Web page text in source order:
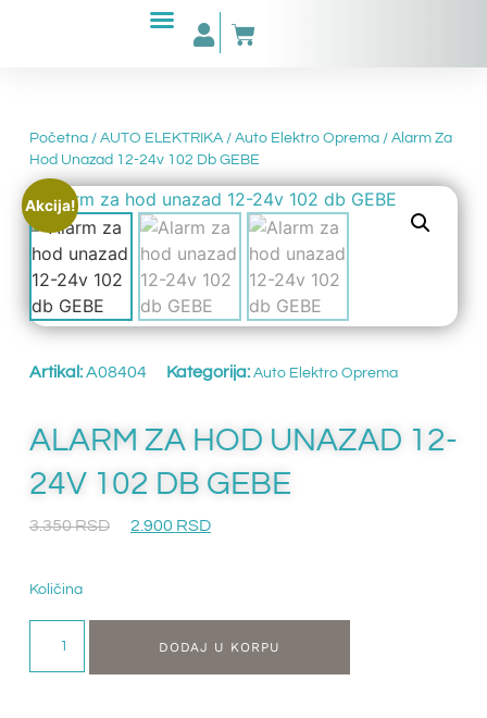
Početna/ AUTO ELEKTRIKA/ Auto Elektro Oprema/ Alarm Za
Hod Unazad 12-24v 102 Db GEBE
Akcija!
Artikal:A08404 Kategorija: Auto Elektro Oprema
ALARM ZA HOD UNAZAD 12-
24V 102 DB GEBE
3.350RSD 2.900 RSD
Količina
DODAJ U KORPU